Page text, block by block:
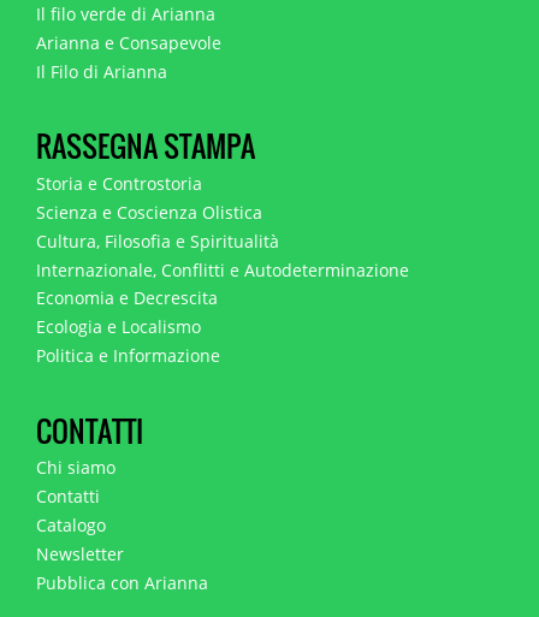
Il filo verde di Arianna
Arianna e Consapevole
Il Filo di Arianna
RASSEGNA STAMPA
Storia e Controstoria
Scienza e Coscienza Olistica
Cultura, Filosofia e Spiritualità
Internazionale, Conflitti e Autodeterminazione
Economia e Decrescita
Ecologia e Localismo
Politica e Informazione
CONTATTI
Chi siamo
Contatti
Catalogo
Newsletter
Pubblica con Arianna